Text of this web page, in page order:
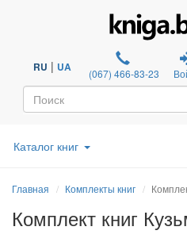
RU | UA (067) 466-83-23
Каталог книг
Главная Комплекты книг
Комплект книг